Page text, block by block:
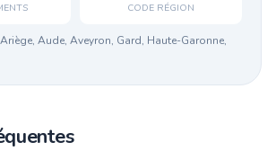
CODE RÉGION
Aude, Aveyron, Gard, Haute-Garonne,